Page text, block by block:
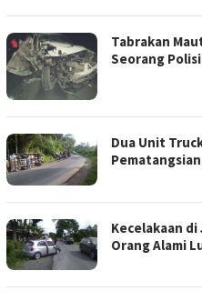
Tabrakan
Seorang
Dua Unit
Kecelakaan
Orang Alami